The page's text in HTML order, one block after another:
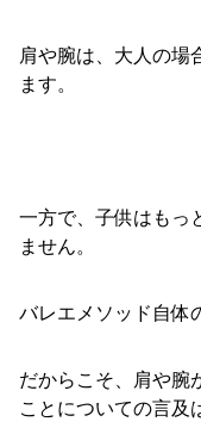
肩や腕は、大人の場
ます。
一方で、子供はもっ
ません。
バレエメソッド自体
だからこそ、肩や腕
ことについての言及